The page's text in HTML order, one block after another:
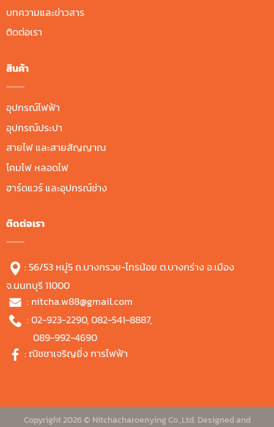
บทความและข่าวสาร
ติดต่อเรา
สินค้า
อุปกรณ์ไฟฟ้า
อุปกรณ์ประปา
สายไฟ และสายสัญญาณ
โคมไฟ หลอดไฟ
ฮาร์ดแวร์ และอุปกรณ์ช่าง
ติดต่อเรา
: 56/53 หมู่5 ถ.บางกรวย-ไทรน้อย ต.บางกร่าง อ.เมือง
จ.นนทบุรี 11000
: nitcha.w88@gmail.com
:02-923-2290,082-541-8887,
089-992-4690
:ณิชชาเจริญยิ่ง การไฟฟ้า
Copyright 2026 © Nitchacharoenying Co.,Ltd. Designed and